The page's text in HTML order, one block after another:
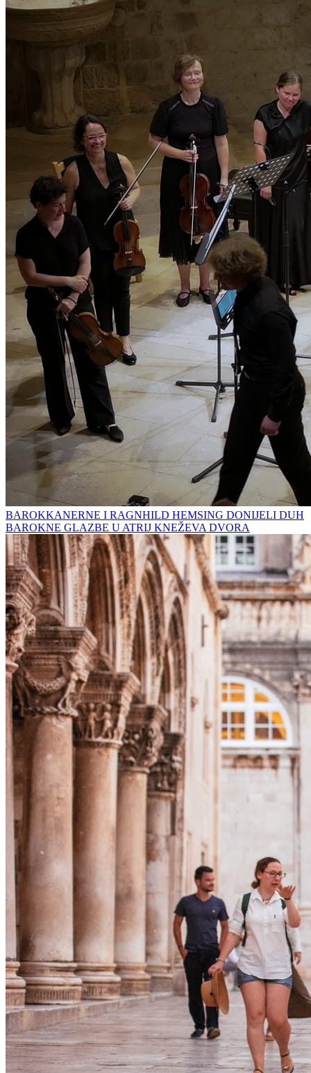
BAROKKANERNE I RAGNHILD HEMSING DONIJELI DUH
BAROKNE GLAZBE U ATRIJ KNEŽEVA DVORA